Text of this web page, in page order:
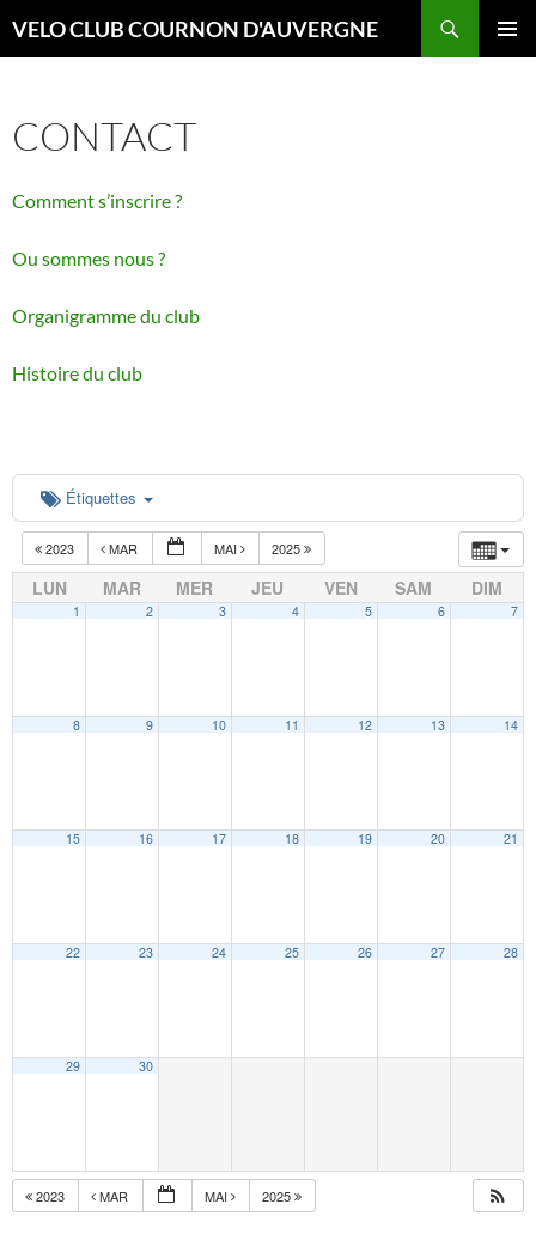
auVELO CLUB COURNON D'AUVERGNE
CONTACT
Comment s’inscrire ?
Ou sommes nous ?
Organigramme du club
Histoire du club
Étiquettes
2023 MAR MAI 2025
LUN MAR MER JEU VEN SAM DIM
1 2 3 4 5 6 7
8 9 10 11 12 13 14
15 16 17 18 19 20 21
22 23 24 25 26 27 28
29 30
2023 MAR MAI 2025